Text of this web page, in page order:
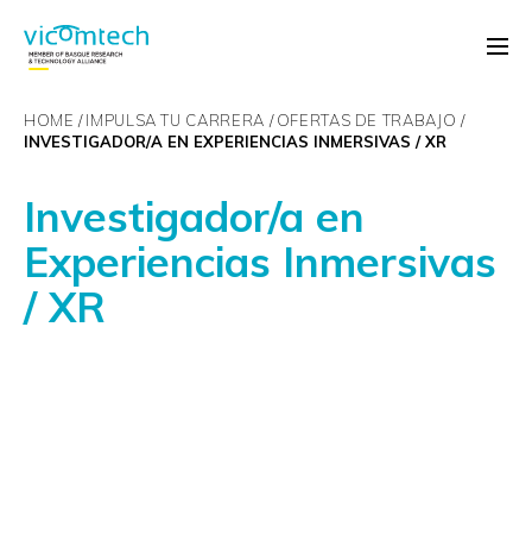
HOME IMPULSA TU CARRERA
OFERTAS DE TRABAJO
INVESTIGADOR/A EN EXPERIENCIAS INMERSIVAS / XR
Investigador/a en
Experiencias Inmersivas
/ XR